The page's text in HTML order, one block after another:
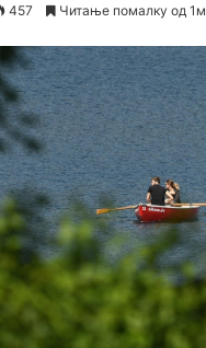
457 Читање помалку од 1м